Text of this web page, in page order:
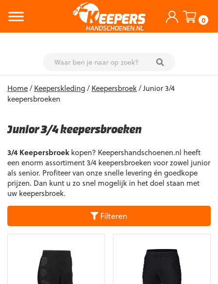
0
content
Home/Keeperskleding/Keepersbroek/ Junior 3/4
keepersbroeken
Junior 3/4 keepersbroeken
3/4 Keepersbroek kopen? Keepershandschoenen.nl heeft
een enorm assortiment 3/4 keepersbroeken voor zowel junior
als senior. Profiteer van onze snelle levering én goedkope
prijzen. Dan kunt u zo snel mogelijk in het doel staan met
uw keepersbroek.
Filteren